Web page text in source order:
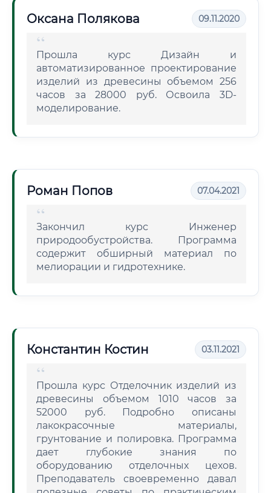
Оксана Полякова 09.11.2020
Прошла курс Дизайн и
автоматизированное проектирование
изделий из древесины объемом 256
часов за 28000 руб. Освоила 3D-
моделирование.
Роман Попов 07.04.2021
Закончил курс Инженер
природообустройства. Программа
содержит обширный материал по
мелиорации и гидротехнике.
Константин Костин 03.11.2021
Прошла курс Отделочник изделий из
древесины объемом 1010 часов за
52000 руб. Подробно описаны
лакокрасочные материалы,
грунтование и полировка. Программа
дает глубокие знания по
оборудованию отделочных цехов.
Преподаватель своевременно давал